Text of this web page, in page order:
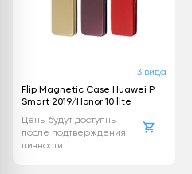
3 вида
Flip Magnetic Case Huawei P
Smart 2019/Honor 10 lite
Цены будут доступны
после подтверждения
личности